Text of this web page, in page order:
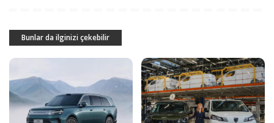
Bunlar da ilginizi çekebilir